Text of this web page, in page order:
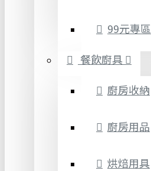
99元專區
餐飲廚具
廚房收納
廚房用品
烘焙用具